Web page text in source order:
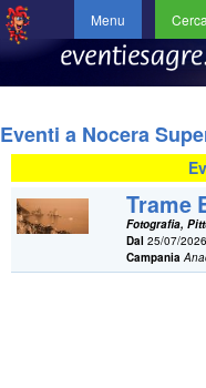
Menu Cerca
Eventi a Nocera
Trame
Fotografia,
Dal 25/07/
Campania